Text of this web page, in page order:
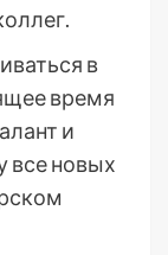
в
время
и
все новых